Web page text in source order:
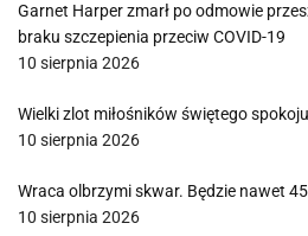
Garnet Harper zmarł po odmowie
braku szczepienia przeciw COVID-19
10 sierpnia 2026
Wielki zlot miłośników świętego spokoju
10 sierpnia 2026
Wraca olbrzymi skwar. Będzie nawet
10 sierpnia 2026